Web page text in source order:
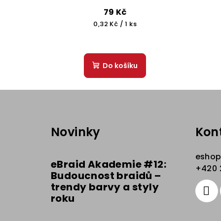
79 Kč
Měrná
0,32 Kč / 1 ks
Do košíku
Novinky
eBraid Akademie #12:
Budoucnost braidů –
trendy barvy a styly
roku
eshop
+420